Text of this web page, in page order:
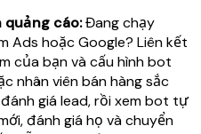
cáo:Đang chạy
Ads hoặc Google? Liên kết
của bạn và cấu hình bot
nhân viên bán hàng sắc
giá lead, rồi xem bot tự
đánh giá họ và chuyển